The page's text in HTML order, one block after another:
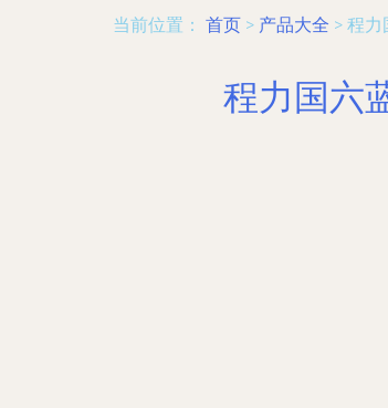
当前位置： 首页 > 产品大全 > 程力
程力国六